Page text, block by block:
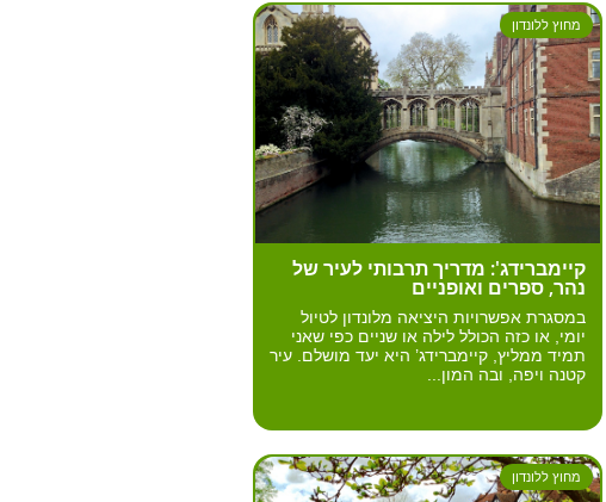
מחוץ ללונדון
קיימברידג': מדריך תרבותי לעיר של
נהר, ספרים ואופניים
במסגרת אפשרויות היציאה מלונדון לטיול
יומי, או כזה הכולל לילה או שניים כפי שאני
תמיד ממליץ, קיימברידג’ היא יעד מושלם. עיר
קטנה ויפה, ובה המון...
מחוץ ללונדון